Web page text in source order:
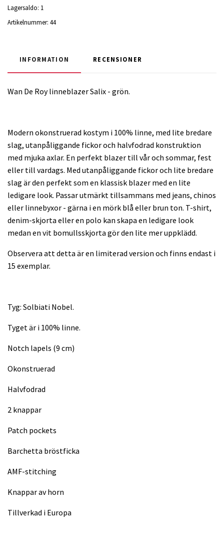
Lagersaldo: 1
Artikelnummer: 44
INFORMATION RECENSIONER
Wan De Roy linneblazer Salix - grön.
Modern okonstruerad kostym i 100% linne, med lite bredare
slag, utanpåliggande fickor och halvfodrad konstruktion
med mjuka axlar. En perfekt blazer till vår och sommar, fest
eller till vardags. Med utanpåliggande fickor och lite bredare
slag är den perfekt som en klassisk blazer med en lite
ledigare look. Passar utmärkt tillsammans med jeans, chinos
eller linnebyxor - gärna i en mörk blå eller brun ton. T-shirt,
denim-skjorta eller en polo kan skapa en ledigare look
medan en vit bomullsskjorta gör den lite mer uppklädd.
Observera att detta är en limiterad version och finns endast i
15 exemplar.
Tyg: Solbiati Nobel.
Tyget är i 100% linne.
Notch lapels (9 cm)
Okonstruerad
Halvfodrad
2 knappar
Patch pockets
Barchetta bröstficka
AMF-stitching
Knappar av horn
Tillverkad i Europa